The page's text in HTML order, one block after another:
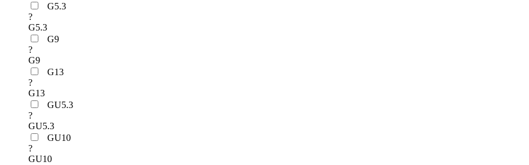
G5.3
?
G5.3
G9
?
G9
G13
?
G13
GU5.3
?
GU5.3
GU10
?
GU10